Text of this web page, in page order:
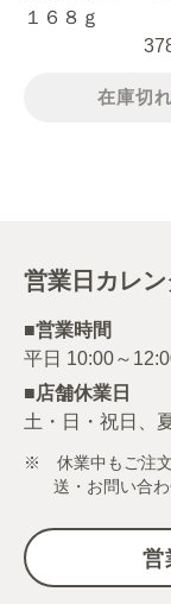
１６８ｇ
在庫切れ
営業日カレン
■営業時間
■店舗休業日
土・日・祝日、
※ 休業中もご注文
送・お問い合
営